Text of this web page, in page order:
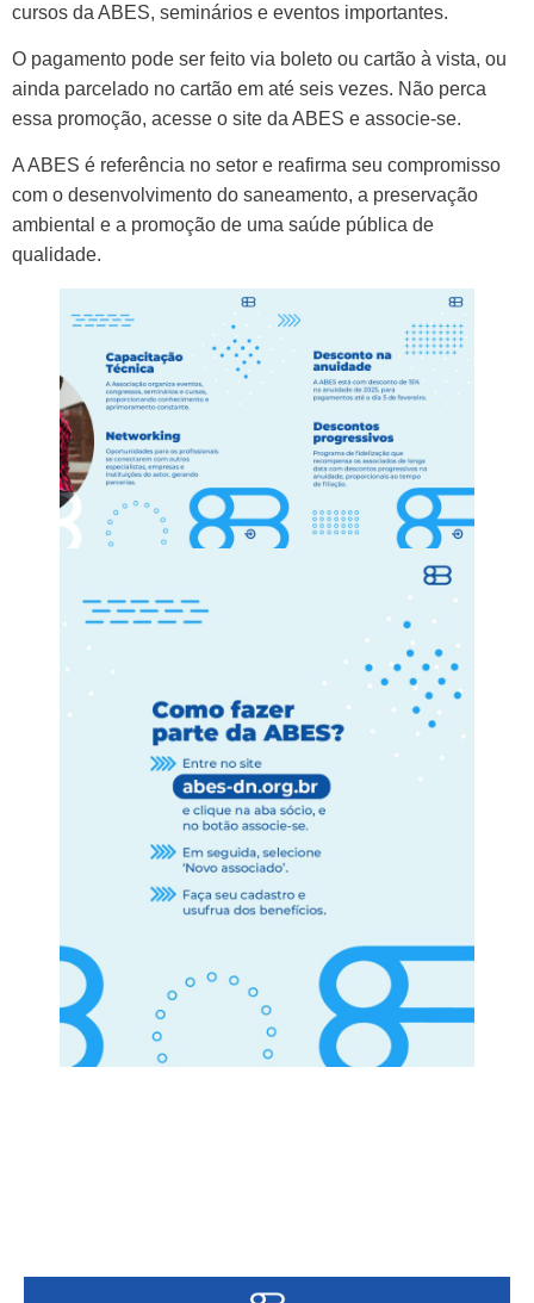
cursos da ABES, seminários e eventos importantes.
O pagamento pode ser feito via boleto ou cartão à vista, ou
ainda parcelado no cartão em até seis vezes. Não perca
essa promoção, acesse o site da ABES e associe-se.
A ABES é referência no setor e reafirma seu compromisso
com o desenvolvimento do saneamento, a preservação
ambiental e a promoção de uma saúde pública de
qualidade.